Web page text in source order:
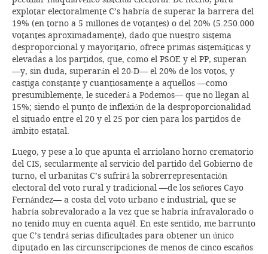
explotar electoralmente C’s habría de superar la barrera del
19% (en torno a 5 millones de votantes) o del 20% (5.250.000
votantes aproximadamente), dado que nuestro sistema
desproporcional y mayoritario, ofrece primas sistemáticas y
elevadas a los partidos, que, como el PSOE y el PP, superan
—y, sin duda, superarán el 20-D— el 20% de los votos, y
castiga constante y cuantiosamente a aquellos —como
presumiblemente, le sucederá a Podemos— que no llegan al
15%; siendo el punto de inflexión de la desproporcionalidad
el situado entre el 20 y el 25 por cien para los partidos de
ámbito estatal.
Luego, y pese a lo que apunta el arriolano horno crematorio
del CIS, secularmente al servicio del partido del Gobierno de
turno, el urbanitas C’s sufrirá la sobrerrepresentación
electoral del voto rural y tradicional —de los señores Cayo
Fernández— a costa del voto urbano e industrial, que se
habría sobrevalorado a la vez que se habría infravalorado o
no tenido muy en cuenta aquél. En este sentido, me barrunto
que C’s tendrá serias dificultades para obtener un único
diputado en las circunscripciones de menos de cinco escaños